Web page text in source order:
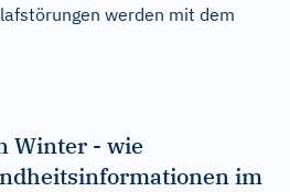
werden mit dem
Winter - wie
im